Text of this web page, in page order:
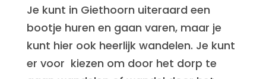
Je kunt in Giethoorn uiteraard een
bootje huren en gaan varen, maar je
kunt hier ook heerlijk wandelen. Je kunt
er voor kiezen om door het dorp te